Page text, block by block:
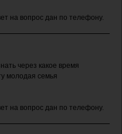
на вопрос дан по телефону.
через какое время
молодая семья
на вопрос дан по телефону.